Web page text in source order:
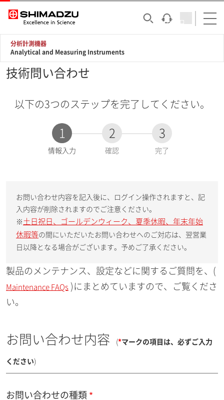
分析計測機器
Analytical and Measuring Instruments
技術問い合わせ
以下の3つのステップを完了してください。
1
現
情報入力
2
確認
3
完了
お問い合わせ内容を記入後に、ログイン操作されますと、記
入内容が削除されますのでご注意ください。
※ 土日祝日、ゴールデンウィーク、夏季休暇、年末年始
休暇等の間にいただいたお問い合わせへのご対応は、翌営業
日以降となる場合がございます。予めご了承ください。
製品のメンテナンス、設定などに関するご質問を、(
Maintenance FAQs )にまとめていますので、ご覧くださ
い。
お問い合わせ内容 (*マークの項目は、必ずご入力
ください)
お問い合わせの種類